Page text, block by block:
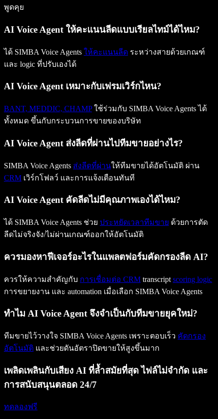
พูดคุย
AI Voice Agent ให้คะแนนลีดแบบเรียลไทม์ได้ไหม?
ได้ SIMBA Voice Agents ให้คะแนนลีด ระหว่างสายด้วยเกณฑ์
และ logic ที่ปรับเองได้
AI Voice Agent เหมาะกับเฟรมเวิร์กไหน?
BANT, MEDDIC, CHAMPใช้ร่วมกับ SIMBA Voice Agents ได้
ทั้งหมด ขึ้นกับกระบวนการขายของบริษัท
AI Voice Agent ส่งลีดที่ผ่านไปทีมขายอย่างไร?
SIMBA Voice Agents ส่งลีดที่ผ่านให้ทีมขายได้อัตโนมัติ ผ่าน
CRM เวิร์กโฟลว์ และการแจ้งเตือนทันที
AI Voice Agent คัดลีดไม่มีคุณภาพเองได้ไหม?
ได้ SIMBA Voice Agents ช่วย ประหยัดเวลาทีมขาย ด้วยการตัด
ลีดไม่จริงจัง/ไม่ผ่านเกณฑ์ออกให้อัตโนมัติ
ควรมองหาฟีเจอร์อะไรในแพลตฟอร์มคัดกรองลีด AI?
ควรให้ความสำคัญกับ การเชื่อมต่อ CRM transcript scoring logic
การขยายงาน และ automation เมื่อเลือก SIMBA Voice Agents
ทำไม AI Voice Agent จึงจำเป็นกับทีมขายยุคใหม่?
ทีมขายไว้วางใจ SIMBA Voice Agents เพราะตอบเร็ว คัดกรอง
อัตโนมัติ และช่วยดันอัตราปิดขายให้สูงขึ้นมาก
เพลิดเพลินกับเสียง AI ที่ล้ำสมัยที่สุด ไฟล์ไม่จำกัด และ
การสนับสนุนตลอด 24/7
ทดลองฟรี